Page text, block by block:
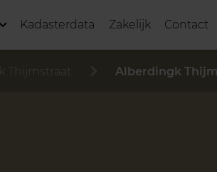
Kadasterdata Zakelijk Contact
Thijmstraat Alberdingk